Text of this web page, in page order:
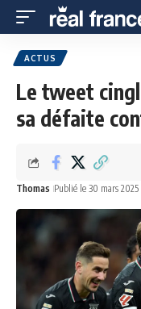
ACTUS
Le tweet
sa défaite
Thomas Publié le 30 mars 2025